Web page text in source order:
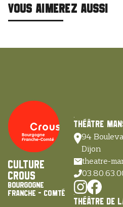
VOUS AIMEREZ AUSSI
Culture
Crous
Bourgogne
Franche - Comté
Théâtre
94
Dijon
theatre-
Théâtre de